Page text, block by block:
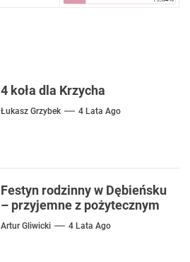
4 koła dla Krzycha
Łukasz Grzybek 4 Lata Ago
￼Festyn rodzinny w Dębieńsku
– przyjemne z pożytecznym
Artur Gliwicki 4 Lata Ago